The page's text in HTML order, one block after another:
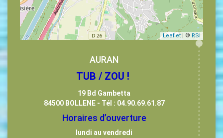
Leaflet | © RSI
AURAN
TUB / ZOU !
19 Bd Gambetta
84500 BOLLENE - Tél : 04.90.69.61.87
Horaires d’ouverture
lundi au vendredi